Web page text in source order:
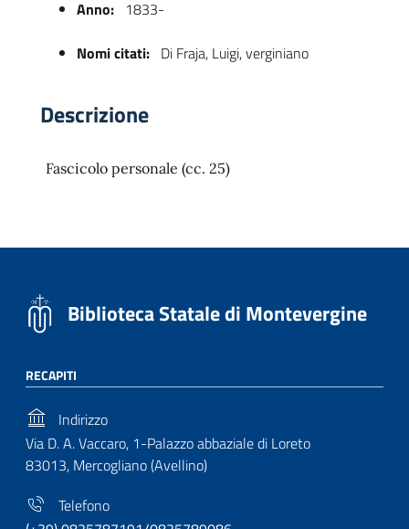
Anno: 1833-
Nomi citati: Di Fraja, Luigi, verginiano
Descrizione
Fascicolo personale (cc. 25)
Biblioteca Statale di Montevergine
RECAPITI
Indirizzo
Via D. A. Vaccaro, 1-Palazzo abbaziale di Loreto
83013, Mercogliano (Avellino)
Telefono